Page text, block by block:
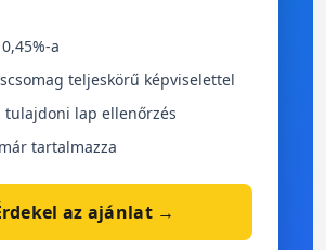
a
teljeskörű képviselettel
tulajdoni lap ellenőrzés
tartalmazza
az ajánlat →